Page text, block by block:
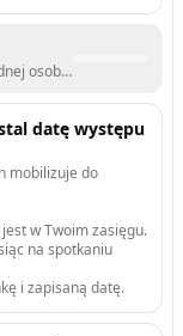
osoby).
datę występu
mobilizuje do
w Twoim zasięgu.
na spotkaniu
i zapisaną datę.